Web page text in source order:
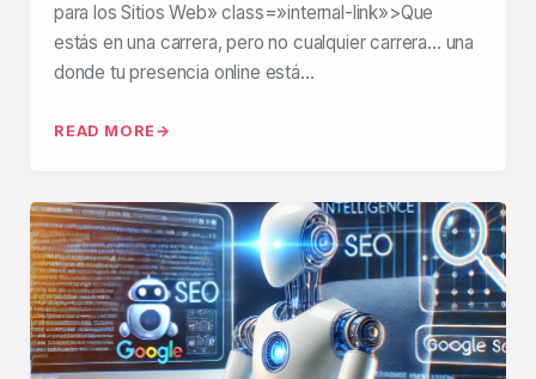
para los Sitios Web» class=»internal-link»>Que
estás en una carrera, pero no cualquier carrera… una
donde tu presencia online está…
READ MORE